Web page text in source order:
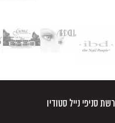
רשת סניפי נייל סטודיו